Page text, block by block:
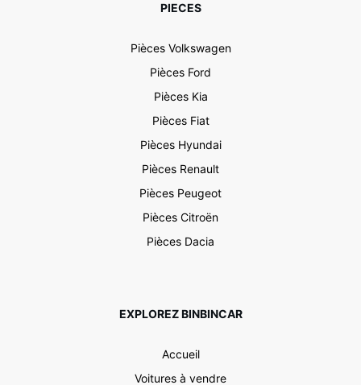
PIECES
Pièces Volkswagen
Pièces Ford
Pièces Kia
Pièces Fiat
Pièces Hyundai
Pièces Renault
Pièces Peugeot
Pièces Citroën
Pièces Dacia
EXPLOREZ BINBINCAR
Accueil
Voitures à vendre